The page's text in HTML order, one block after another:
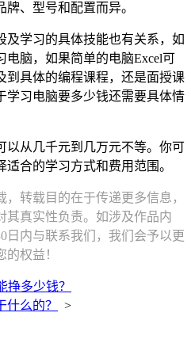
、型号和配置而异。
及学习的具体技能也有关系，如
电脑，如果简单的电脑Excel可
到具体的编程课程，还是面授课
学习电脑要多少钱还需要具体情
以从几千元到几万元不等。你可
合的学习方式和费用范围。
，转载目的在于传递更多信息，
其真实性负责。如涉及作品内
日内与联系我们，我们会予以更
权益！
挣多少钱？
么的？ >